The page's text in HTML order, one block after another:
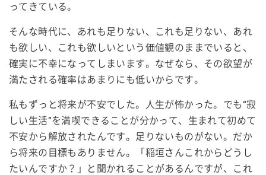
ってきている。
そんな時代に、あれも足りない、これも足りない、あれ
も欲しい、これも欲しいという価値観のままでいると、
確実に不幸になってしまいます。なぜなら、その欲望が
満たされる確率はあまりにも低いからです。
私もずっと将来が不安でした。人生が怖かった。でも“寂
しい生活”を満喫できることが分かって、生まれて初めて
不安から解放されたんです。足りないものがない。だか
ら将来の目標もありません。「稲垣さんこれからどうし
たいんですか？」と聞かれることがあるんですが、これ